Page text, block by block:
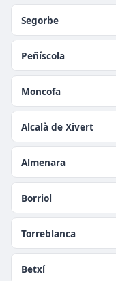
Segorbe
Peñíscola
Moncofa
Alcalà de Xivert
Almenara
Borriol
Torreblanca
Betxí